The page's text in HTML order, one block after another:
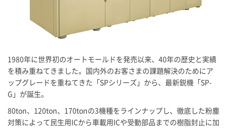
1980年に世界初のオートモールドを発売以来、40年の歴史と実績
を積み重ねてきました。国内外のお客さまの課題解決のためにア
ップグレードを重ねてきた「SPシリーズ」から、最新鋭機「SP-
G」が誕生。
80ton、120ton、170tonの3機種をラインナップし、徹底した粉塵
対策によって民生用ICから車載用ICや受動部品までの樹脂封止に加